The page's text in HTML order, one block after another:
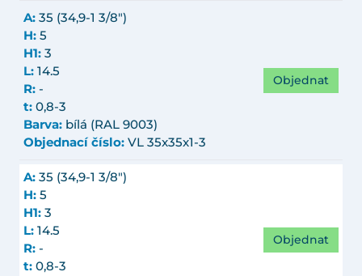
A: 35 (34,9-1 3/8")
H: 5
H1: 3
L: 14.5
R: -
t: 0,8-3
Barva: bílá (RAL 9003)
Objednací číslo: VL 35x35x1-3
Objednat
A: 35 (34,9-1 3/8")
H: 5
H1: 3
L: 14.5
R: -
t: 0,8-3
Objednat